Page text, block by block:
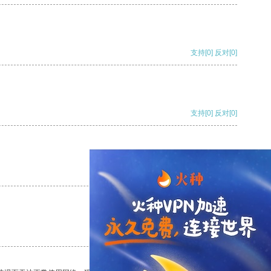
支持[0] 反对[0]
支持[0] 反对[0]
支持
支持[0] 反对[0]